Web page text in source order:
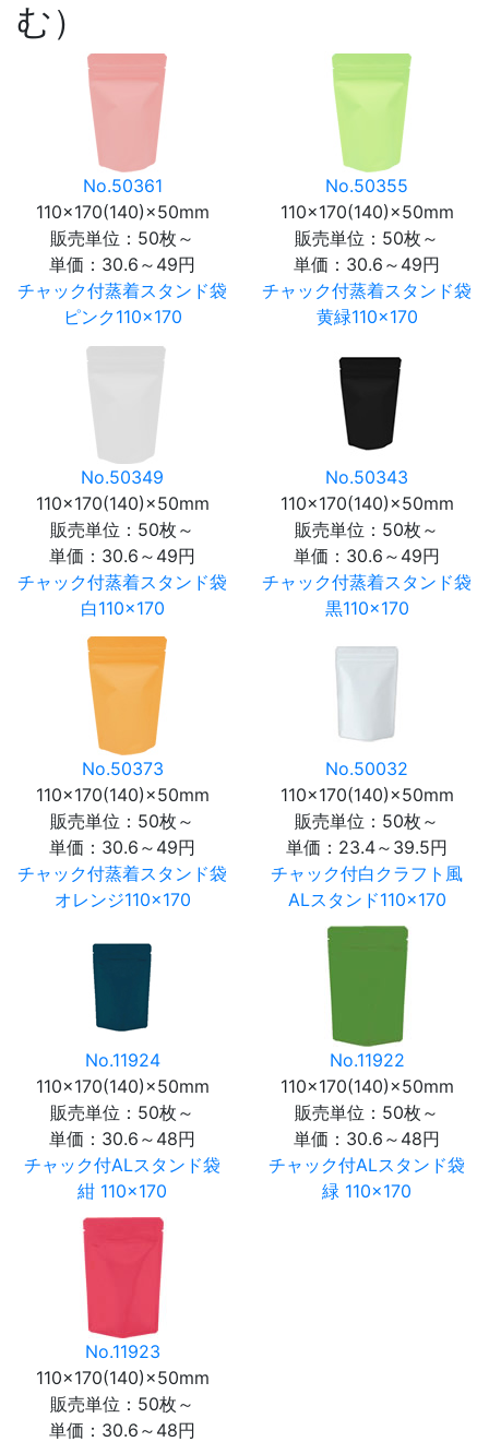
む）
No.50361
110×170(140)×50mm
販売単位：50枚～
単価： 30.6～49円
チャック付蒸着スタンド袋
ピンク110×170
No.50355
110×170(140)×50mm
販売単位：50枚～
単価： 30.6～49円
チャック付蒸着スタンド袋
黄緑110×170
No.50349
110×170(140)×50mm
販売単位：50枚～
単価： 30.6～49円
チャック付蒸着スタンド袋
白110×170
No.50343
110×170(140)×50mm
販売単位：50枚～
単価： 30.6～49円
チャック付蒸着スタンド袋
黒110×170
No.50373
110×170(140)×50mm
販売単位：50枚～
単価： 30.6～49円
チャック付蒸着スタンド袋
オレンジ110×170
No.50032
110×170(140)×50mm
販売単位：50枚～
単価： 23.4～39.5円
チャック付白クラフト風
ALスタンド110×170
No.11924
110×170(140)×50mm
販売単位：50枚～
単価： 30.6～48円
チャック付ALスタンド袋
紺 110×170
No.11922
110×170(140)×50mm
販売単位：50枚～
単価： 30.6～48円
チャック付ALスタンド袋
緑 110×170
No.11923
110×170(140)×50mm
販売単位：50枚～
単価： 30.6～48円